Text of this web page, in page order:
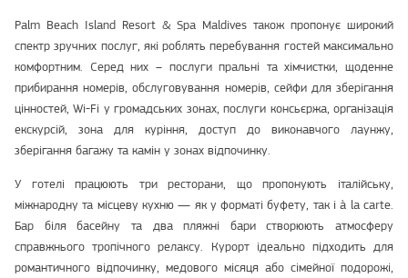
Palm Beach Island Resort & Spa Maldives також пропонує широкий
спектр зручних послуг, які роблять перебування гостей максимально
комфортним. Серед них – послуги пральні та хімчистки, щоденне
прибирання номерів, обслуговування номерів, сейфи для зберігання
цінностей, Wi-Fi у громадських зонах, послуги консьєржа, організація
екскурсій, зона для куріння, доступ до виконавчого лаунжу,
зберігання багажу та камін у зонах відпочинку.
У готелі працюють три ресторани, що пропонують італійську,
міжнародну та місцеву кухню — як у форматі буфету, так і à la carte.
Бар біля басейну та два пляжні бари створюють атмосферу
справжнього тропічного релаксу. Курорт ідеально підходить для
романтичного відпочинку, медового місяця або сімейної подорожі,